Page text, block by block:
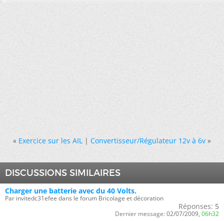
« Exercice sur les AIL|Convertisseur/Régulateur 12v à 6v »
DISCUSSIONS SIMILAIRES
Charger une batterie avec du 40 Volts.
Par invitedc31efee dans le forum Bricolage et décoration
Réponses: 5
Dernier message: 02/07/2009, 06h32